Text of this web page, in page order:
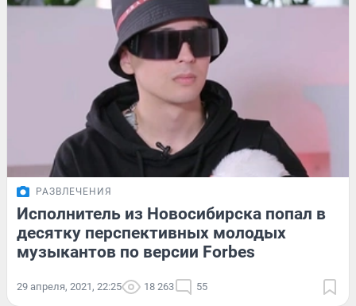
РАЗВЛЕЧЕНИЯ
Исполнитель из Новосибирска попал в
десятку перспективных молодых
музыкантов по версии Forbes
29 апреля, 2021, 22:25 18 263 55